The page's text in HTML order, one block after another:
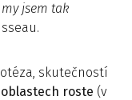
jsem tak
skutečností
roste (v